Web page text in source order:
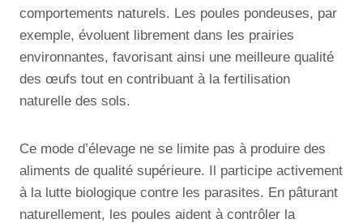
comportements naturels. Les poules pondeuses, par
exemple, évoluent librement dans les prairies
environnantes, favorisant ainsi une meilleure qualité
des œufs tout en contribuant à la fertilisation
naturelle des sols.
Ce mode d’élevage ne se limite pas à produire des
aliments de qualité supérieure. Il participe activement
à la lutte biologique contre les parasites. En pâturant
naturellement, les poules aident à contrôler la